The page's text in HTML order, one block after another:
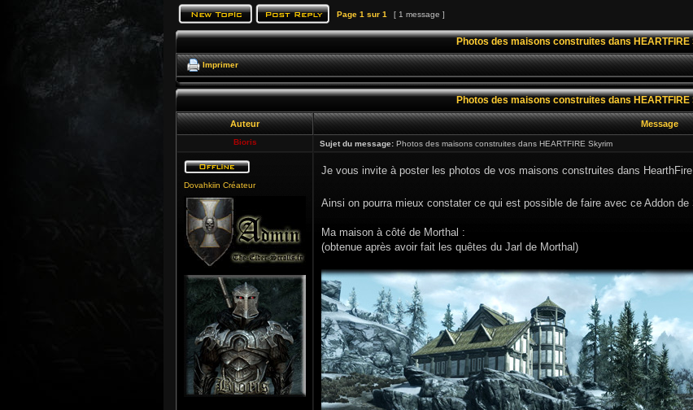
Page 1 sur 1 [ 1 message ]
Photos des maisons construites dans HEARTFIRE
Imprimer
Photos des maisons construites dans HEARTFIRE
Auteur Message
Bioris Sujet du message: Photos des maisons construites dans HEARTFIRE Skyrim
Dovahkiin Créateur
Je vous invite à poster les photos de vos maisons construites dans HearthFire
Ainsi on pourra mieux constater ce qui est possible de faire avec ce Addon de
Ma maison à côté de Morthal :
(obtenue après avoir fait les quêtes du Jarl de Morthal)